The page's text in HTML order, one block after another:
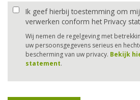
Ik geef hierbij toestemming om
verwerken conform het Privacy
Wij nemen de regelgeving met
uw persoonsgegevens serieus en
bescherming van uw privacy. Bekijk
statement.